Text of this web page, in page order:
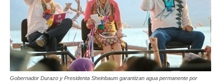
Gobernador Durazo y Presidenta Sheinbaum garantizan agua permanente por